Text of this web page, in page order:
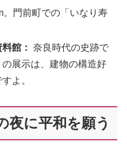
。門前町での「いなり寿
館： 奈良時代の史跡で
展示は、建物の構造好
よ。
夜に平和を願う